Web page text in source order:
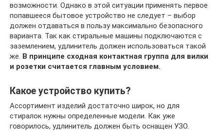
возможности. Однако в этой ситуации применять первое
попавшееся бытовое устройство не следует – выбор
должен отдаваться в пользу максимально безопасного
варианта. Так как стиральные машины подключаются с
заземлением, удлинитель должен использоваться такой
же. В принципе сходная контактная группа для вилки
и розетки считается главным условием.
Какое устройство купить?
Ассортимент изделий достаточно широк, но для
стиралок нужны определенные модели. Как уже
говорилось, удлинитель должен быть оснащен УЗО.